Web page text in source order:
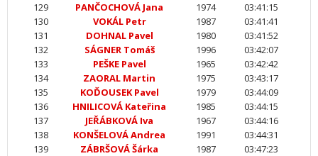
129
PANČOCHOVÁ Jana 1974
03:41:15
130
VOKÁL Petr 1987
03:41:41
131
DOHNAL Pavel 1980
03:41:52
132
SÁGNER Tomáš 1996
03:42:07
133
PEŠKE Pavel 1965
03:42:42
134
ZAORAL Martin 1975
03:43:17
135
KOĎOUSEK Pavel 1979
03:44:09
136
HNILICOVÁ Kateřina 1985
03:44:15
137
JEŘÁBKOVÁ Iva 1967
03:44:16
138
KONŠELOVÁ Andrea 1991
03:44:31
139
ZÁBRŠOVÁ Šárka 1987
03:47:23